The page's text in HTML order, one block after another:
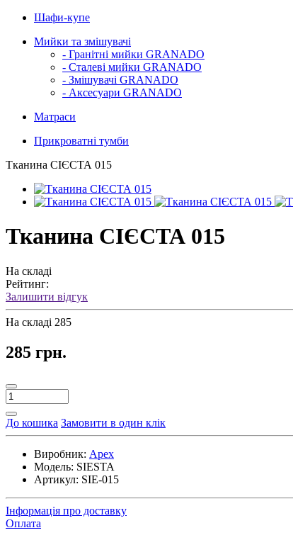
Шафи-купе
Мийки та змішувачі
- Гранітні мийки GRANADO
- Сталеві мийки GRANADO
- Змішувачі GRANADO
- Аксесуари GRANADO
Матраси
Прикроватні тумби
Тканина СІЄСТА 015
Тканина СІЄСТА 015
На складі
Рейтинг:
Залишити відгук
На складі 285
285 грн.
До кошика Замовити в один клік
Виробник: Apex
Модель: SIESTA
Артикул: SIE-015
Інформація про доставку
Оплата